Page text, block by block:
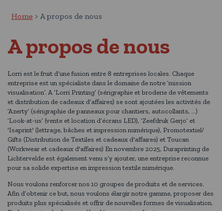
Home A propos de nous
A propos de nous
Lorri est le fruit d’une fusion entre 8 entreprises locales. Chaque
entreprise est un spécialiste dans le domaine de notre ‘mission
visualisation’. A ‘Lorri Printing’ (sérigraphie et broderie de vêtements
et distribution de cadeaux d’affaires) se sont ajoutées les activités de
‘Azerty’ (sérigraphie de panneaux pour chantiers, autocollants, …)
‘Look-at-us’ (vente et location d’écrans LED), ‘Zeefdruk Gerjo’ et
'Isaprint' (lettrage, bâches et impression numérique), Promotextiel/
Gifts (Distribution de Textiles et cadeaux d'affaires) et Toucan
(Workwear et cadeaux d'affaires) En novembre 2025, Duraprinting de
Lichtervelde est également venu s’y ajouter, une entreprise reconnue
pour sa solide expertise en impression textile numérique.
Nous voulons renforcer nos 10 groupes de produits et de services.
Afin d’obtenir ce but, nous voulons élargir notre gamme, proposer des
produits plus spécialisés et offrir de nouvelles formes de visualisation.